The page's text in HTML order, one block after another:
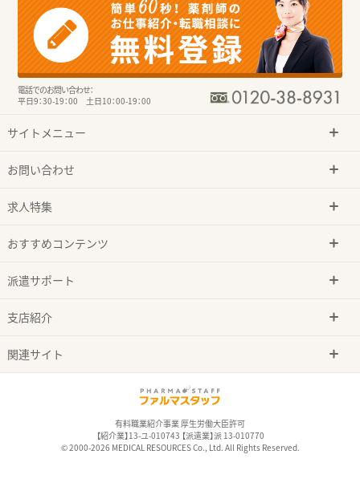
電話でのお問い合わせ：
平日9：30-19：00 土日10：00-19：00
サイトメニュー
お問い合わせ
求人特集
おすすめコンテンツ
派遣サポート
支店紹介
関連サイト
有料職業紹介事業 厚生労働大臣許可
【紹介業】13-ユ-010743 【派遣業】派 13-010770
© 2000-2026 MEDICAL RESOURCES Co., Ltd. All Rights Reserved.